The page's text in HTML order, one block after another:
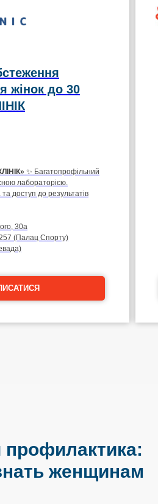
жінок до 30
✨ Багатопрофільний
лабораторією.
доступ до результатів
30а
257 (Палац Спорту)
женщинам